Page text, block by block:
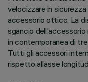
velocizzare in
accessorio ottico. La
sgancio dell'accessorio
in contemporanea di
Tutti gli accessori
rispetto all’asse